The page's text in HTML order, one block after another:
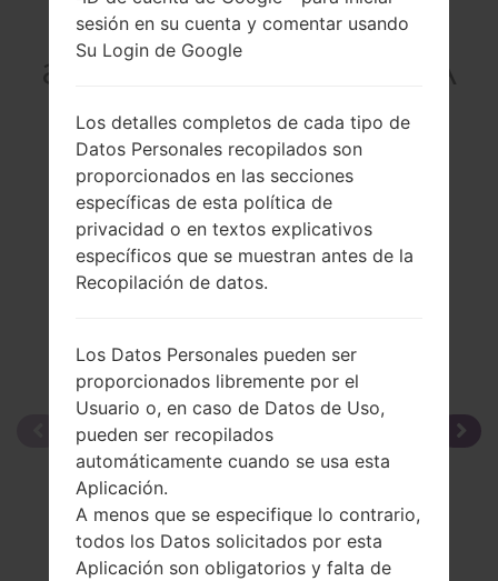
LGH955A(LGH955A)
akaLG G Flex 2 LTE-A
Comparar
sesión en su cuenta y comentar usando
Su Login de Google
Los detalles completos de cada tipo de
Datos Personales recopilados son
proporcionados en las secciones
específicas de esta política de
privacidad o en textos explicativos
específicos que se muestran antes de la
Recopilación de datos.
Los Datos Personales pueden ser
proporcionados libremente por el
Usuario o, en caso de Datos de Uso,
pueden ser recopilados
automáticamente cuando se usa esta
Aplicación.
A menos que se especifique lo contrario,
todos los Datos solicitados por esta
Aplicación son obligatorios y falta de